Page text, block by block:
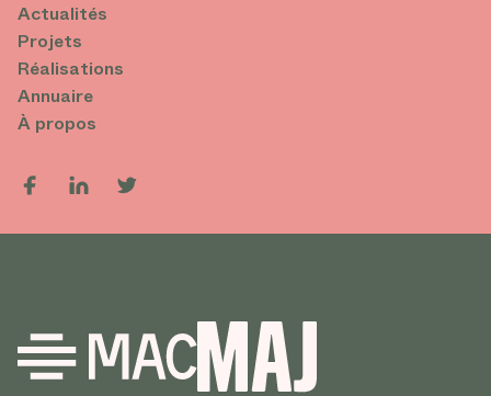
Actualités
Projets
Réalisations
Annuaire
À propos